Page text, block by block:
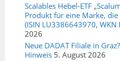
Scalables Hebel-ETF
Produkt für eine Marke,
(ISIN LU3386643970, WKN
2026
Neue DADAT Filiale in
Hinweis 5. August 2026